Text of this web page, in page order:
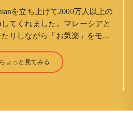
を立ち上げて2000万人以上の
してくれました。マレーシアと
りしながら「お気楽」をモッ
生年月日 ：1959年7月4日(61
：香港(3才まで) 育
ちょっと見てみる